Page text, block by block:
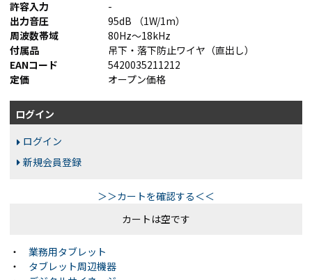
許容入力
-
出力音圧
95dB （1W/1m）
周波数帯域
80Hz～18kHz
付属品
吊下・落下防止ワイヤ（直出し）
EANコード
5420035211212
定価
オープン価格
ログイン
ログイン
新規会員登録
＞＞カートを確認する＜＜
カートは空です
・
業務用タブレット
・
タブレット周辺機器